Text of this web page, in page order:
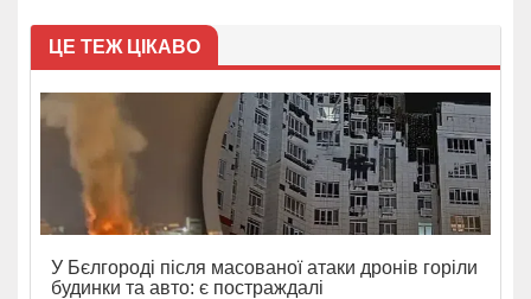
ЦЕ ТЕЖ ЦІКАВО
У Бєлгороді після масованої атаки дронів горіли
будинки та авто: є постраждалі